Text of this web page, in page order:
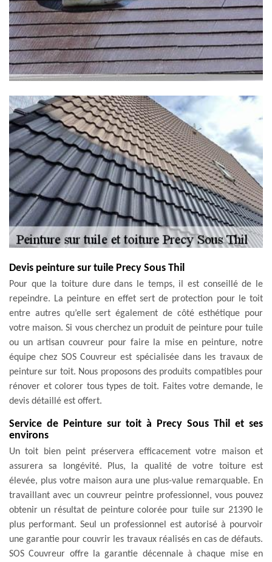
Devis peinture sur tuile Precy Sous Thil
Pour que la toiture dure dans le temps, il est conseillé de le
repeindre. La peinture en effet sert de protection pour le toit
entre autres qu’elle sert également de côté esthétique pour
votre maison. Si vous cherchez un produit de peinture pour tuile
ou un artisan couvreur pour faire la mise en peinture, notre
équipe chez SOS Couvreur est spécialisée dans les travaux de
peinture sur toit. Nous proposons des produits compatibles pour
rénover et colorer tous types de toit. Faites votre demande, le
devis détaillé est offert.
Service de Peinture sur toit à Precy Sous Thil et ses
environs
Un toit bien peint préservera efficacement votre maison et
assurera sa longévité. Plus, la qualité de votre toiture est
élevée, plus votre maison aura une plus-value remarquable. En
travaillant avec un couvreur peintre professionnel, vous pouvez
obtenir un résultat de peinture colorée pour tuile sur 21390 le
plus performant. Seul un professionnel est autorisé à pourvoir
une garantie pour couvrir les travaux réalisés en cas de défauts.
SOS Couvreur offre la garantie décennale à chaque mise en